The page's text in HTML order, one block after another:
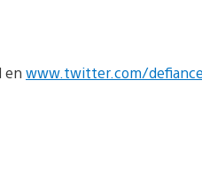
en www.twitter.com/